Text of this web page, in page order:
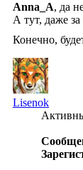
Anna_A, да
А тут, даже
Конечно,
Lisenok